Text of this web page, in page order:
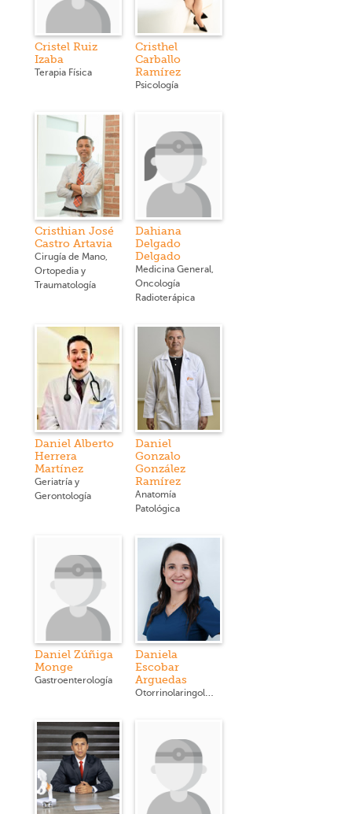
Cristel Ruiz
Izaba
Terapia Física
Cristhel
Carballo
Ramírez
Psicología
Cristhian José
Castro Artavia
Cirugía de Mano,
Ortopedia y
Traumatología
Dahiana
Delgado
Delgado
Medicina General,
Oncología
Radioterápica
Daniel Alberto
Herrera
Martínez
Geriatría y
Gerontología
Daniel
Gonzalo
González
Ramírez
Anatomía
Patológica
Daniel Zúñiga
Monge
Gastroenterología
Daniela
Escobar
Arguedas
Otorrinolaringología